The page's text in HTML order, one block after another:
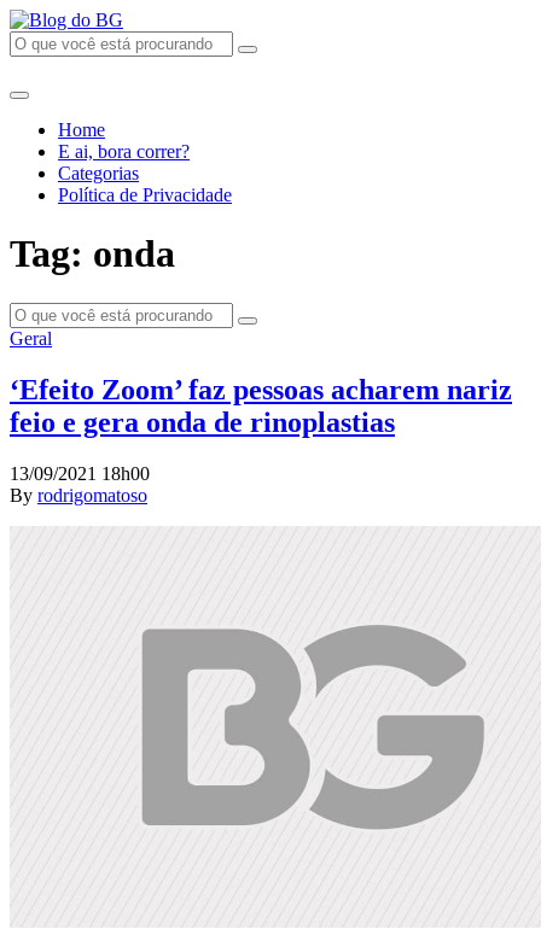
Home
E ai, bora correr?
Categorias
Política de Privacidade
Tag: onda
Geral
‘Efeito Zoom’ faz pessoas acharem nariz
feio e gera onda de rinoplastias
13/09/2021 18h00
By rodrigomatoso